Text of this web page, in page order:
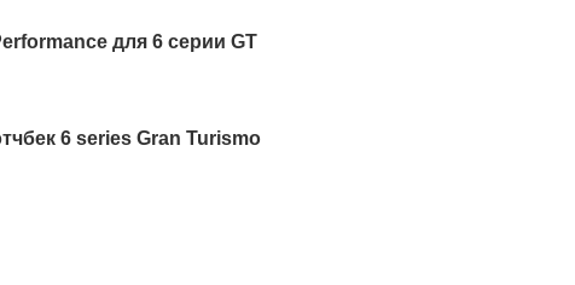
для 6 серии GT
6 series Gran Turismo